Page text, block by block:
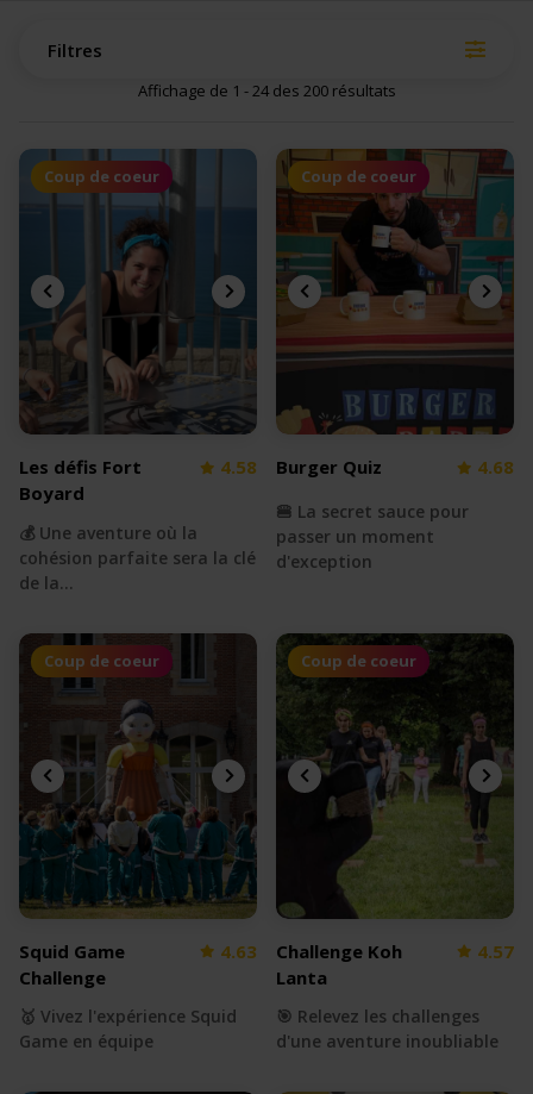
Filtres
Affichage de 1 - 24 des 200 résultats
Coup de coeur
Les défis Fort
Boyard
4.58
💰 Une aventure où la
cohésion parfaite sera la clé
de la…
Coup de coeur
Burger Quiz 4.68
🍔 La secret sauce pour
passer un moment
d'exception
Coup de coeur
Squid Game
Challenge
4.63
🥇 Vivez l'expérience Squid
Game en équipe
Coup de coeur
Challenge Koh
Lanta
4.57
🎯 Relevez les challenges
d'une aventure inoubliable